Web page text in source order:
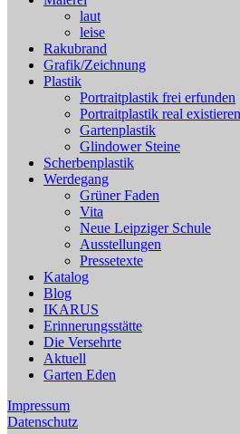
laut
leise
Rakubrand
Grafik/Zeichnung
Plastik
Portraitplastik frei erfunden
Portraitplastik real
Gartenplastik
Glindower Steine
Scherbenplastik
Werdegang
Grüner Faden
Vita
Neue Leipziger Schule
Ausstellungen
Pressetexte
Katalog
Blog
IKARUS
Erinnerungsstätte
Die Versehrte
Aktuell
Garten Eden
Impressum
Datenschutz